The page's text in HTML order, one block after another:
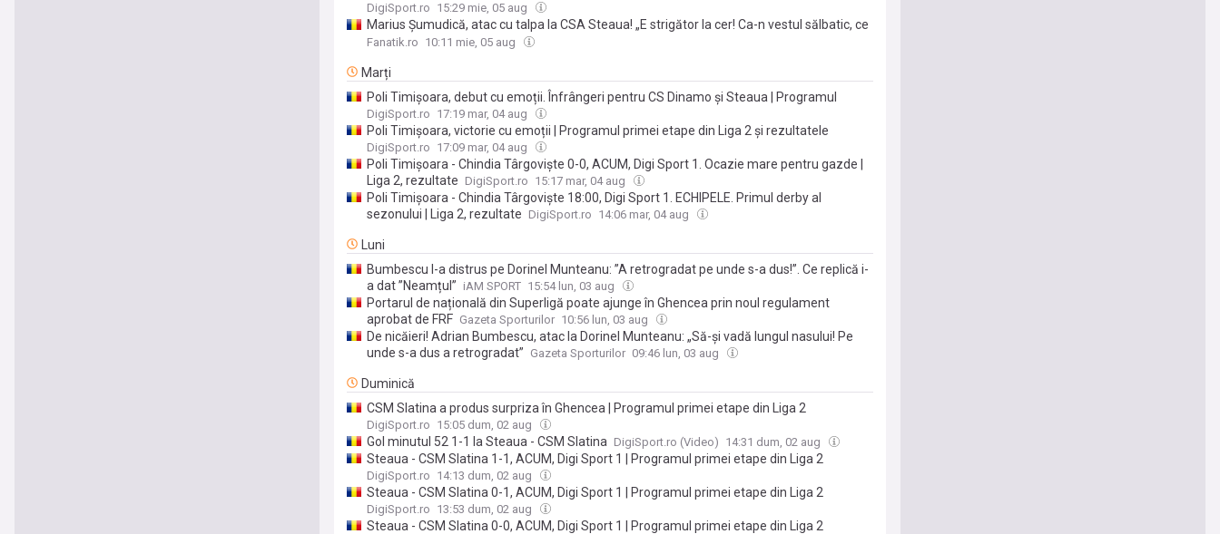
DigiSport.ro 15:29 mie, 05 aug
Marius Șumudică, atac cu talpa la CSA Steaua! „E strigător la cer! Ca-n vestul sălbatic, ce
te mai miră? O haiducie”. Exclusiv
Fanatik.ro 10:11 mie, 05 aug
Marți
Poli Timișoara, debut cu emoții. Înfrângeri pentru CS Dinamo și Steaua | Programul
primei etape din Liga 2 și rezultatele
DigiSport.ro 17:19 mar, 04 aug
Poli Timișoara, victorie cu emoții | Programul primei etape din Liga 2 și rezultatele
DigiSport.ro 17:09 mar, 04 aug
Poli Timișoara - Chindia Târgoviște 0-0, ACUM, Digi Sport 1. Ocazie mare pentru gazde |
Liga 2, rezultate DigiSport.ro 15:17 mar, 04 aug
Poli Timișoara - Chindia Târgoviște 18:00, Digi Sport 1. ECHIPELE. Primul derby al
sezonului | Liga 2, rezultate DigiSport.ro 14:06 mar, 04 aug
Luni
Bumbescu l-a distrus pe Dorinel Munteanu: ”A retrogradat pe unde s-a dus!”. Ce replică i-
a dat ”Neamțul” iAM SPORT 15:54 lun, 03 aug
Portarul de națională din Superligă poate ajunge în Ghencea prin noul regulament
aprobat de FRF Gazeta Sporturilor 10:56 lun, 03 aug
De nicăieri! Adrian Bumbescu, atac la Dorinel Munteanu: „Să-și vadă lungul nasului! Pe
unde s-a dus a retrogradat” Gazeta Sporturilor 09:46 lun, 03 aug
Duminică
CSM Slatina a produs surpriza în Ghencea | Programul primei etape din Liga 2
DigiSport.ro 15:05 dum, 02 aug
Gol minutul 52 1-1 la Steaua - CSM Slatina DigiSport.ro (Video) 14:31 dum, 02 aug
Steaua - CSM Slatina 1-1, ACUM, Digi Sport 1 | Programul primei etape din Liga 2
DigiSport.ro 14:13 dum, 02 aug
Steaua - CSM Slatina 0-1, ACUM, Digi Sport 1 | Programul primei etape din Liga 2
DigiSport.ro 13:53 dum, 02 aug
Steaua - CSM Slatina 0-0, ACUM, Digi Sport 1 | Programul primei etape din Liga 2